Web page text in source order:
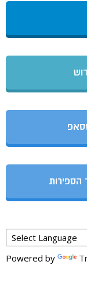
הספירות
Powered by